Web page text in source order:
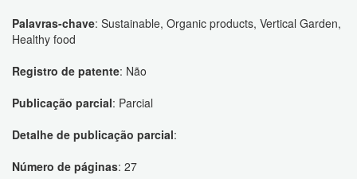
Palavras-chave: Sustainable, Organic products, Vertical Garden,
Healthy food
Registro de patente: Não
Publicação parcial: Parcial
Detalhe de publicação parcial:
Número de páginas: 27